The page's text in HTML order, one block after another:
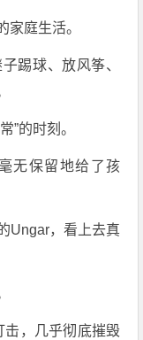
家庭生活。
踢球、放风筝、
”的时刻。
无保留地给了孩
Ungar，看上去真
击，几乎彻底摧毁